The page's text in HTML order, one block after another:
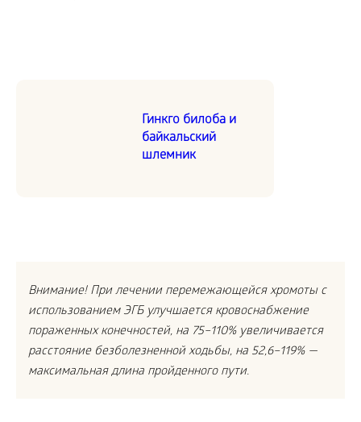
Гинкго билоба и
байкальский
шлемник
Внимание! При лечении перемежающейся хромоты с
использованием ЭГБ улучшается кровоснабжение
пораженных конечностей, на 75–110% увеличивается
расстояние безболезненной ходьбы, на 52,6–119% —
максимальная длина пройденного пути.